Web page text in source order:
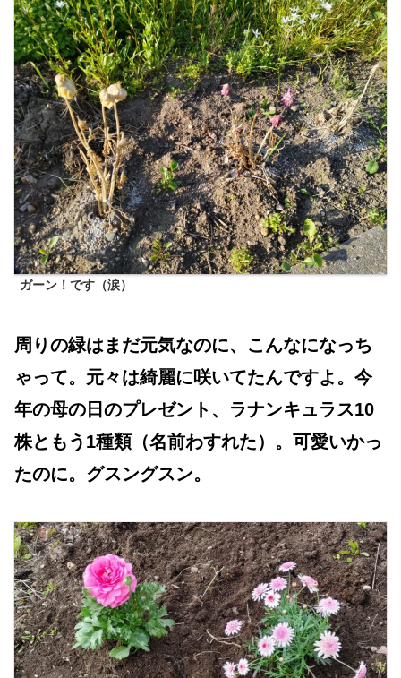
ガーン！です（涙）
周りの緑はまだ元気なのに、こんなになっち
ゃって。元々は綺麗に咲いてたんですよ。今
年の母の日のプレゼント、ラナンキュラス10
株ともう1種類（名前わすれた）。可愛いかっ
たのに。グスングスン。